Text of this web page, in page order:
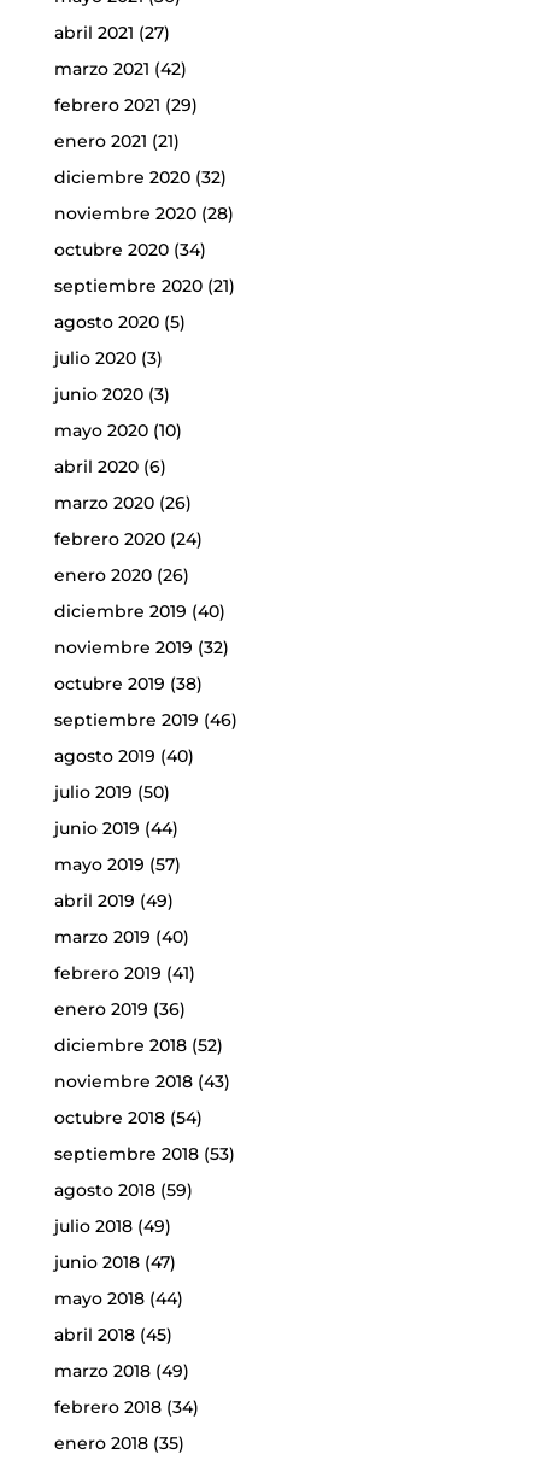
abril 2021 (27)
marzo 2021 (42)
febrero 2021 (29)
enero 2021 (21)
diciembre 2020(32)
noviembre 2020(28)
octubre 2020(34)
septiembre 2020(21)
agosto 2020(5)
julio 2020(3)
junio 2020(3)
mayo 2020(10)
abril 2020(6)
marzo 2020(26)
febrero 2020(24)
enero 2020(26)
diciembre 2019 (40)
noviembre 2019 (32)
octubre 2019 (38)
septiembre 2019 (46)
agosto 2019 (40)
julio 2019 (50)
junio 2019 (44)
mayo 2019 (57)
abril 2019 (49)
marzo 2019 (40)
febrero 2019 (41)
enero 2019 (36)
diciembre 2018(52)
noviembre 2018(43)
octubre 2018(54)
septiembre 2018(53)
agosto 2018(59)
julio 2018(49)
junio 2018(47)
mayo 2018(44)
abril 2018(45)
marzo 2018(49)
febrero 2018(34)
enero 2018(35)